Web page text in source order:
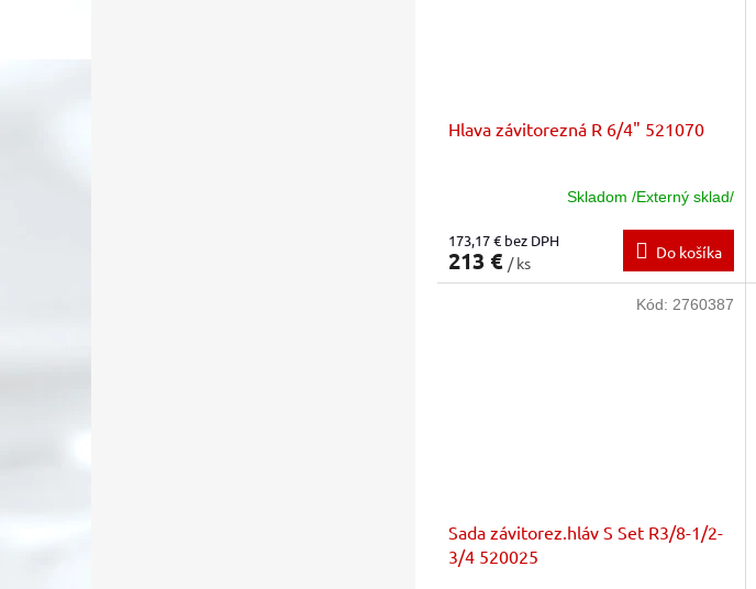
Hlava závitorezná R 6/4" 521070
Skladom /Externý sklad/
173,17 € bez DPH
213 € / ks
Do košíka
Sada závitorez.hláv S Set R3/8-1/2-
3/4 520025
Kód: 2760387